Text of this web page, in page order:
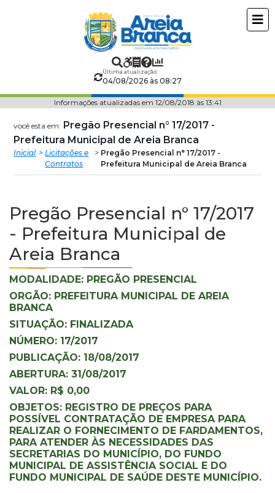
Prefeitura
Municipal
Areia
Branca
Última atualização:
04/08/2026 às 08:27
Informações atualizadas em 12/08/2018 às 13:41
você esta em: Pregão Presencial n° 17/2017 -
Prefeitura Municipal de Areia Branca
Inicial
Licitações e
Contratos
Pregão Presencial n° 17/2017 -
Prefeitura Municipal de Areia Branca
Pregão Presencial n° 17/2017
- Prefeitura Municipal de
Areia Branca
MODALIDADE: PREGÃO PRESENCIAL
ORGÃO: PREFEITURA MUNICIPAL DE AREIA
BRANCA
SITUAÇÃO: FINALIZADA
NÚMERO: 17/2017
PUBLICAÇÃO: 18/08/2017
ABERTURA: 31/08/2017
VALOR: R$ 0,00
OBJETOS: REGISTRO DE PREÇOS PARA
POSSÍVEL CONTRATAÇÃO DE EMPRESA PARA
REALIZAR O FORNECIMENTO DE FARDAMENTOS,
PARA ATENDER ÀS NECESSIDADES DAS
SECRETARIAS DO MUNICÍPIO, DO FUNDO
MUNICIPAL DE ASSISTÊNCIA SOCIAL E DO
FUNDO MUNICIPAL DE SAÚDE DESTE MUNICÍPIO.